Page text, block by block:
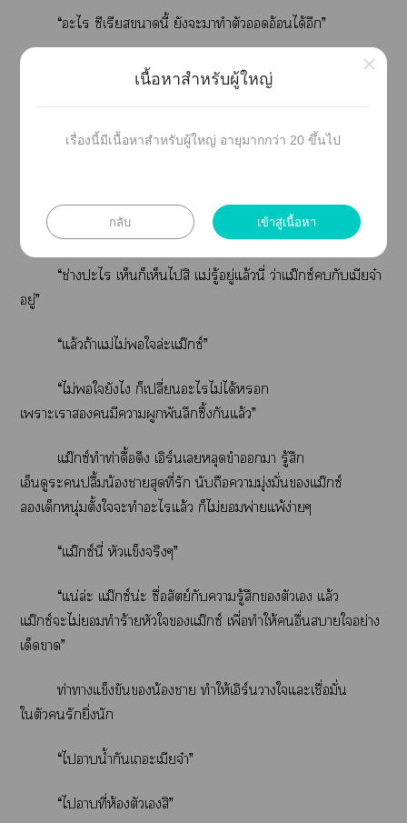
“ะไ ซีเรียสานี้ ยังะมาทำตัวออดอ้อนได้อีก”
“ไม่าเครียดอ่ะ หัว กับแม่ วันต่อวันดีกว่า นี้
แม่พักรบไแล้ว เาก็พักรบเะะจ๊ะ เมียจ๋า”
พูดาใส่ แล้วก็นัวเนียเาเดินขึ้นข้าง เอิร์น
“เข้ามาทำไม เดี๋ยวแม่เห็นเา”
“ช่างะไ เห็นก็เห็นไสิ แม่รู้อยู่แล้วนี่ ว่าแม๊กซ์กับเมียจ๋า
อยู่”
“แล้วถ้าแม่ไม่ใล่ะแม๊กซ์”
“ไม่ใยังไ ก็เปลี่ยนะไไม่ได้
เาะเามีาผูกพันลึกซึ้งกันแล้ว”
แม๊กซ์ทำท่าดื้อดึง เอิร์นเหลุดขำา รู้สึก
เอ็นดูะปลื้มน้องาสุดที่รัก นับถือามุ่งมั่นแม๊กซ์
เด็กหนุ่มตั้งใะทำะไแล้ว ก็ไม่พ่ายแพ้ง่ายๆ
“แม๊กซ์นี่ หัวแข็งจริงๆ”
“แน่ล่ะ แม๊กซ์น่ะ ซื่อสัตย์กับารู้สึกตัวเ แล้ว
แม๊กซ์ะไม่ทำร้ายหัวใแม๊กซ์ เพื่อทำให้อื่นาใอย่าง
เด็ดา”
ท่าาแข็งขันน้องา ทำให้เอิร์นาใแะเชื่อมั่น
ใตัวรักยิ่งนัก
“ไาน้ำกันเะเมียจ๋า”
“ไาที่ห้องตัวเสิ”
เนื้อหาสำหรับผู้ใหญ่
เรื่องนี้มีเนื้อหาสำหรับผู้ใหญ่ อายุมากกว่า 20 ขึ้นไป
กลับ เข้าสู่เนื้อหา
×